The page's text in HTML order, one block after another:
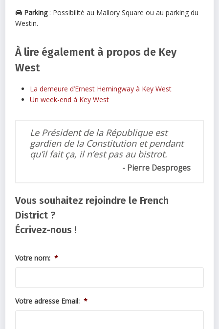
Parking: Possibilité au Mallory Square ou au parking du
Westin.
À lire également à propos de Key
West
La demeure d’Ernest Hemingway à Key West
Un week-end à Key West
Le Président de la République est
gardien de la Constitution et pendant
qu’il fait ça, il n’est pas au bistrot.
Pierre Desproges
Vous souhaitez rejoindre le French
District ?
Écrivez-nous !
Votre nom: *
Votre adresse Email: *